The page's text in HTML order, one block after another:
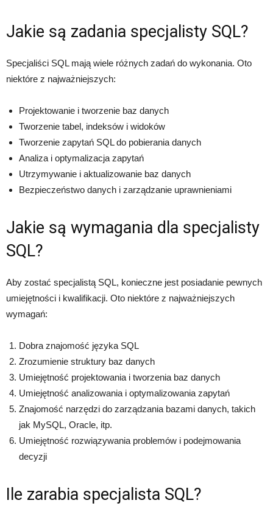
Jakie są zadania specjalisty SQL?
Specjaliści SQL mają wiele różnych zadań do wykonania. Oto
niektóre z najważniejszych:
Projektowanie i tworzenie baz danych
Tworzenie tabel, indeksów i widoków
Tworzenie zapytań SQL do pobierania danych
Analiza i optymalizacja zapytań
Utrzymywanie i aktualizowanie baz danych
Bezpieczeństwo danych i zarządzanie uprawnieniami
Jakie są wymagania dla specjalisty
SQL?
Aby zostać specjalistą SQL, konieczne jest posiadanie pewnych
umiejętności i kwalifikacji. Oto niektóre z najważniejszych
wymagań:
Dobra znajomość języka SQL
Zrozumienie struktury baz danych
Umiejętność projektowania i tworzenia baz danych
Umiejętność analizowania i optymalizowania zapytań
Znajomość narzędzi do zarządzania bazami danych, takich
jak MySQL, Oracle, itp.
Umiejętność rozwiązywania problemów i podejmowania
decyzji
Ile zarabia specjalista SQL?